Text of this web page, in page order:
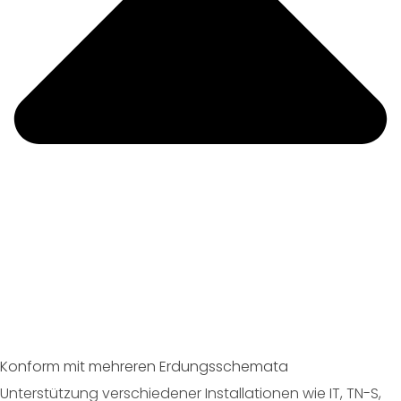
Konform mit mehreren Erdungsschemata
Unterstützung verschiedener Installationen wie IT, TN-S,